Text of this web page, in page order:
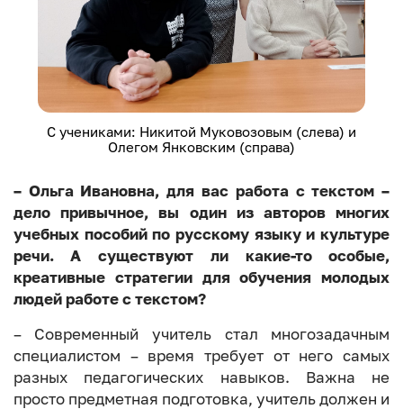
С учениками: Никитой Муковозовым (слева) и
Олегом Янковским (справа)
– Ольга Ивановна, для вас работа с текстом –
дело привычное, вы один из авторов многих
учебных пособий по русскому языку и культуре
речи. А существуют ли какие-то особые,
креативные стратегии для обучения молодых
людей работе с текстом?
– Современный учитель стал многозадачным
специалистом – время требует от него самых
разных педагогических навыков. Важна не
просто предметная подготовка, учитель должен и